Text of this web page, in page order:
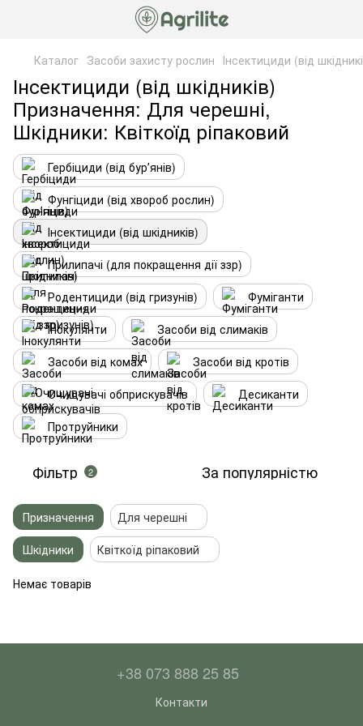
Каталог Засоби захисту рослин Інсектициди (від
Інсектициди (від шкідників)
Призначення: Для черешні,
Шкідники: Квіткоїд ріпаковий
Гербіциди (від бурʼянів)
Фунгіциди (від хвороб рослин)
Інсектициди (від шкідників)
Прилипачі (для покращення дії ззр)
Родентициди (від гризунів)
Фуміганти
Інокулянти
Засоби від слимаків
Засоби від комах
Засоби від кротів
Очищувачі обприскувачів
Десиканти
Протруйники
Фільтр 2 За популярністю
Призначення
Для черешні
Шкідники
Квіткоїд ріпаковий
Немає товарів
+38 073 888 25 85
Контакти